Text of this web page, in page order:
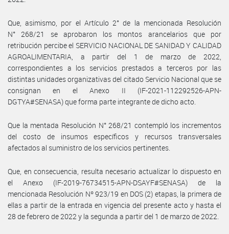
Que, asimismo, por el Artículo 2° de la mencionada Resolución
N° 268/21 se aprobaron los montos arancelarios que por
retribución percibe el SERVICIO NACIONAL DE SANIDAD Y CALIDAD
AGROALIMENTARIA, a partir del 1 de marzo de 2022,
correspondientes a los servicios prestados a terceros por las
distintas unidades organizativas del citado Servicio Nacional que se
consignan en el Anexo II (IF-2021-112292526-APN-
DGTYA#SENASA) que forma parte integrante de dicho acto.
Que la mentada Resolución N° 268/21 contempló los incrementos
del costo de insumos específicos y recursos transversales
afectados al suministro de los servicios pertinentes.
Que, en consecuencia, resulta necesario actualizar lo dispuesto en
el Anexo (IF-2019-76734515-APN-DSAYF#SENASA) de la
mencionada Resolución Nº 923/19 en DOS (2) etapas, la primera de
ellas a partir de la entrada en vigencia del presente acto y hasta el
28 de febrero de 2022 y la segunda a partir del 1 de marzo de 2022.